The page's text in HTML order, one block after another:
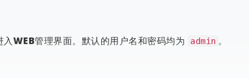
入WEB管理界面。默认的用户名和密码均为 admin 。